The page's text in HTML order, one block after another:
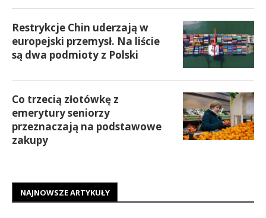
Restrykcje Chin uderzają w
europejski przemysł. Na liście
są dwa podmioty z Polski
Co trzecią złotówkę z
emerytury seniorzy
przeznaczają na podstawowe
zakupy
NAJNOWSZE ARTYKUŁY